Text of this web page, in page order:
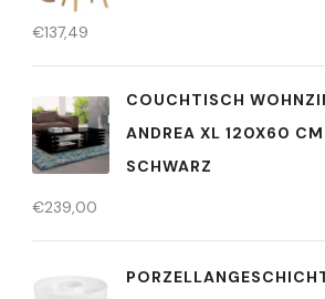
€137,49
COUCHTISCH
ANDREA XL 120X60
SCHWARZ
€239,00